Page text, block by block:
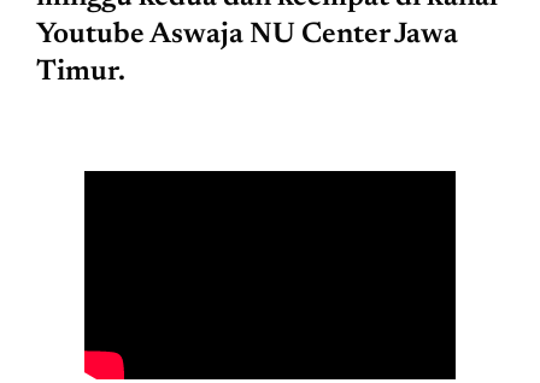
Youtube Aswaja NU Center Jawa
Timur.